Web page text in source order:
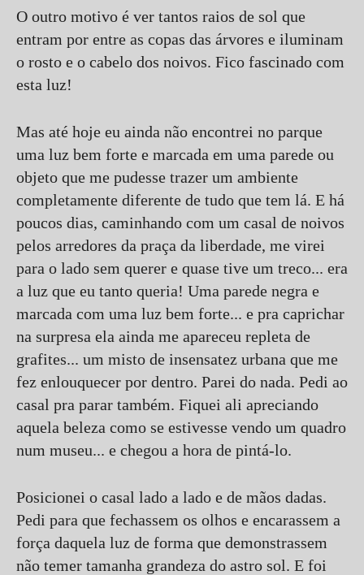
O outro motivo é ver tantos raios de sol que
entram por entre as copas das árvores e iluminam
o rosto e o cabelo dos noivos. Fico fascinado com
esta luz!
Mas até hoje eu ainda não encontrei no parque
uma luz bem forte e marcada em uma parede ou
objeto que me pudesse trazer um ambiente
completamente diferente de tudo que tem lá. E há
poucos dias, caminhando com um casal de noivos
pelos arredores da praça da liberdade, me virei
para o lado sem querer e quase tive um treco... era
a luz que eu tanto queria! Uma parede negra e
marcada com uma luz bem forte... e pra caprichar
na surpresa ela ainda me apareceu repleta de
grafites... um misto de insensatez urbana que me
fez enlouquecer por dentro. Parei do nada. Pedi ao
casal pra parar também. Fiquei ali apreciando
aquela beleza como se estivesse vendo um quadro
num museu... e chegou a hora de pintá-lo.
Posicionei o casal lado a lado e de mãos dadas.
Pedi para que fechassem os olhos e encarassem a
força daquela luz de forma que demonstrassem
não temer tamanha grandeza do astro sol. E foi